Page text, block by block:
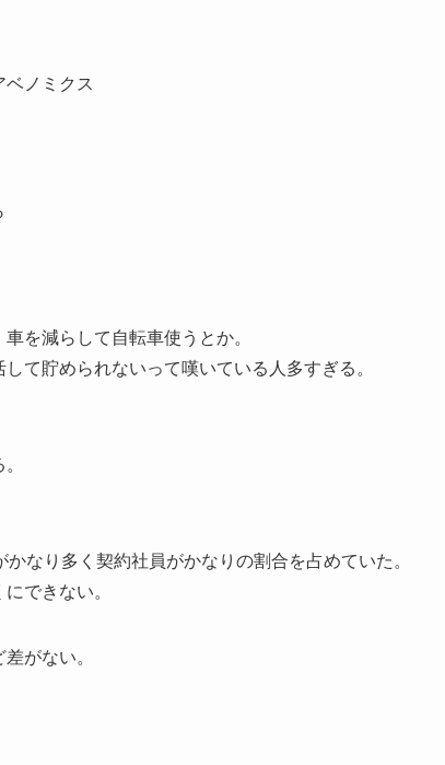
ベノミクス
を減らして自転車使うとか。
て貯められないって嘆いている人多すぎる。
なり多く契約社員がかなりの割合を占めていた。
できない。
がない。